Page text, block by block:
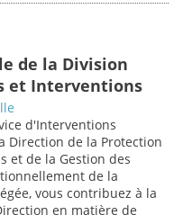
de la Division
et Interventions
d'Interventions
Direction de la Protection
et de la Gestion des
de la
vous contribuez à la
en matière de